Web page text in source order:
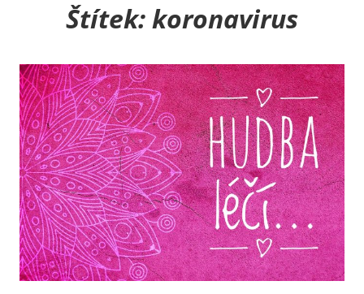
Štítek:koronavirus